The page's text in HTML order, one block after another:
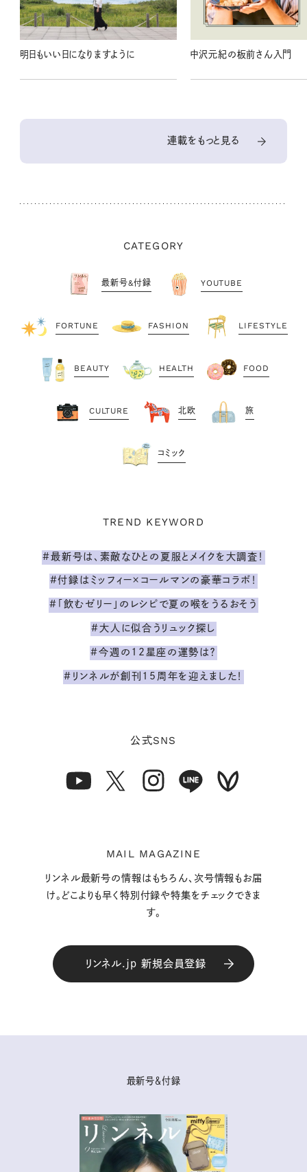
明日もいい日になりますように 中沢元紀の板前さん入門
連載をもっと見る
CATEGORY
最新号&付録 YOUTUBE
FORTUNE FASHION LIFESTYLE
BEAUTY HEALTH FOOD
CULTURE 北欧 旅
コミック
TREND KEYWORD
#最新号は、素敵なひとの夏服とメイクを大調査！
#付録はミッフィー×コールマンの豪華コラボ！
#「飲むゼリー」のレシピで夏の喉をうるおそう
#大人に似合うリュック探し
#今週の12星座の運勢は？
#リンネルが創刊15周年を迎えました！
公式SNS
MAIL MAGAZINE
リンネル最新号の情報はもちろん、次号情報もお届
け。どこよりも早く特別付録や特集をチェックできま
す。
リンネル.jp 新規会員登録
最新号＆付録